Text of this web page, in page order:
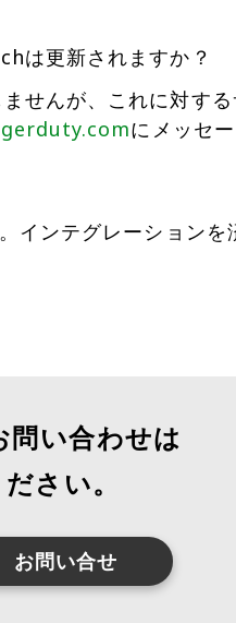
は更新されますか？
んが、これに対す
にメッセ
インテグレーション
い合わせは
さい。
お問い合せ